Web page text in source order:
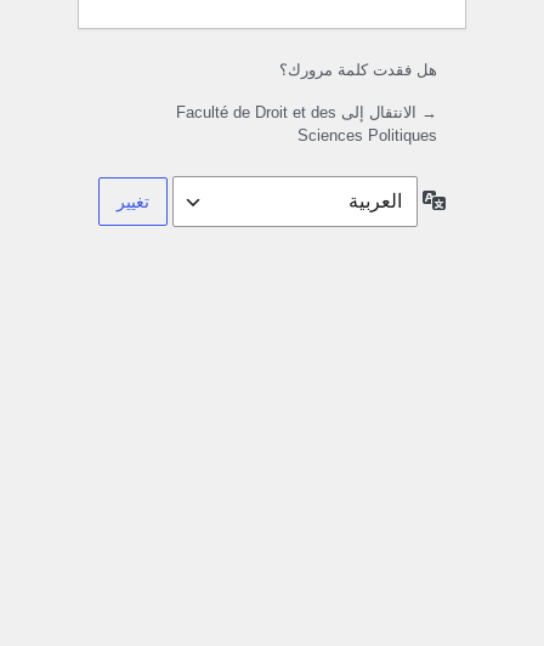
هل فقدت كلمة مرورك؟
→ الانتقال إلى Faculté de Droit et des
Sciences Politiques
اللغة